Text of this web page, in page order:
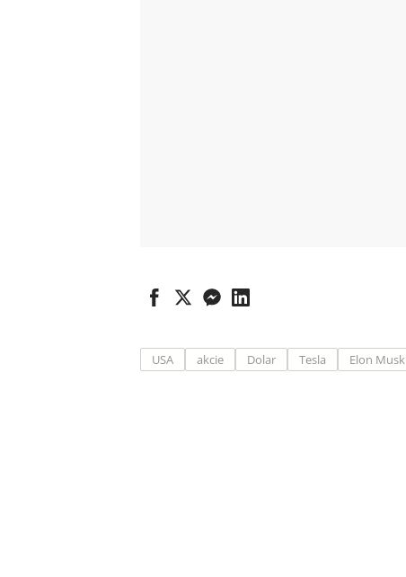
USA akcie Dolar Tesla Elon Musk